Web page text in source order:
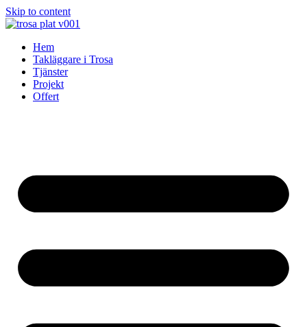
Skip to content
Hem
Takläggare i Trosa
Tjänster
Projekt
Offert